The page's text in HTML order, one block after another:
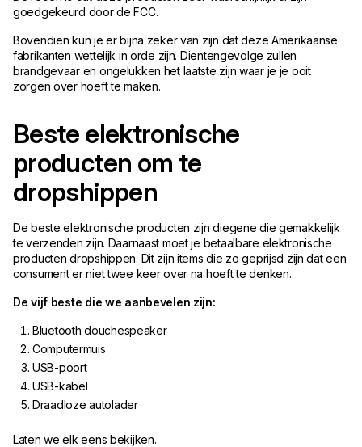
goedgekeurd door de FCC.
Bovendien kun je er bijna zeker van zijn dat deze Amerikaanse
fabrikanten wettelijk in orde zijn. Dientengevolge zullen
brandgevaar en ongelukken het laatste zijn waar je je ooit
zorgen over hoeft te maken.
Beste elektronische
producten om te
dropshippen
De beste elektronische producten zijn diegene die gemakkelijk
te verzenden zijn. Daarnaast moet je betaalbare elektronische
producten dropshippen. Dit zijn items die zo geprijsd zijn dat een
consument er niet twee keer over na hoeft te denken.
De vijf beste die we aanbevelen zijn:
Bluetooth douchespeaker
Computermuis
USB-poort
USB-kabel
Draadloze autolader
Laten we elk eens bekijken.